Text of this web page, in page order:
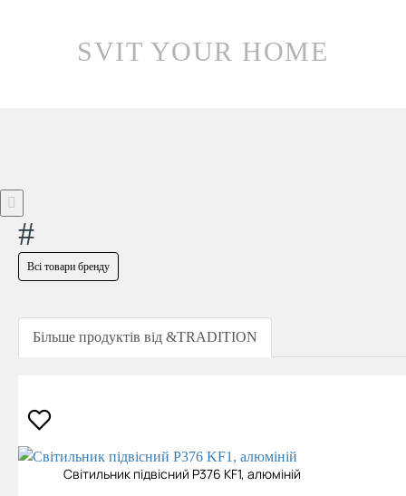
SVIT YOUR HOME
#
Всі товари бренду
Більше продуктів від &TRADITION
Cвітильник підвісний P376 KF1, алюміній